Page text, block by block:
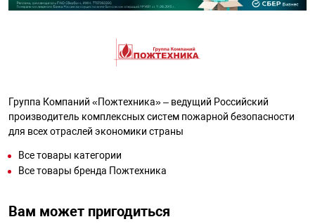
Группа Компаний «Пожтехника» – ведущий Российский
производитель комплексных систем пожарной безопасности
для всех отраслей экономики страны
Все товары категории
Все товары бренда Пожтехника
Вам может пригодиться